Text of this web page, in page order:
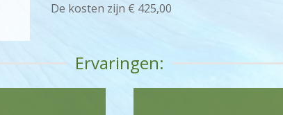
De kosten zijn € 425,00
Ervaringen: